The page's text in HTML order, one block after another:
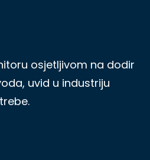
osjetljivom na dodir
uvid u industriju